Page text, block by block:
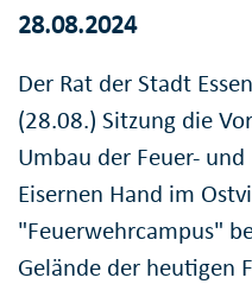
28.08.2024
Der Rat der Stadt
(28.08.) Sitzung die
Umbau der Feuer-
Eisernen Hand im
"Feuerwehrcampus"
Gelände der heutigen